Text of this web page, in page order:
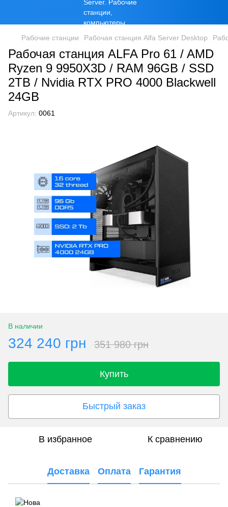
Рабочие станции Рабочая станция Alfa Server Desktop
Рабочая станция ALFA Pro 61 / AMD
Ryzen 9 9950X3D / RAM 96GB / SSD
2TB / Nvidia RTX PRO 4000 Blackwell
24GB
Артикул: 0061
В наличии
324 240 грн 351 980 грн
Купить
Быстрый заказ
В избранное К сравнению
Доставка Оплата Гарантия